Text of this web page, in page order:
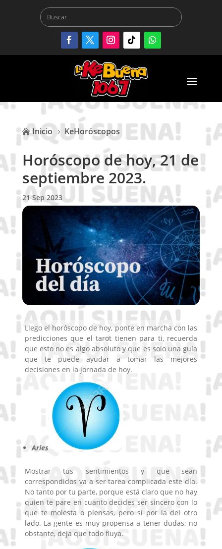
 Inicio 5 KeHoróscopos
Horóscopo de hoy, 21 de
septiembre 2023.
21 Sep 2023
Llego el horóscopo de hoy, ponte en marcha con las
predicciones que el tarot tienen para ti, recuerda
que esto no es algo absoluto y que es solo una guía
que te puede ayudar a tomar las mejores
decisiones en la jornada de hoy.
Aries
Mostrar tus sentimientos y que sean
correspondidos va a ser tarea complicada este día.
No tanto por tu parte, porque está claro que no hay
quien te pare en cuanto decides ser sincero con lo
que te molesta o piensas, pero sí por la del otro
lado. La gente es muy propensa a tener dudas; no
obstante, deja que todo fluya.